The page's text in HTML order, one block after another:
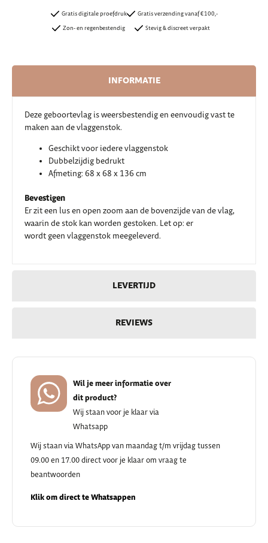
Gratis digitale proefdruk
Zon- en regenbestendig
Gratis verzending vanaf €100,-
Stevig & discreet verpakt
INFORMATIE
LEVERTIJD
REVIEWS
Deze geboortevlag is weersbestendig en eenvoudig vast te
maken aan de vlaggenstok.
Geschikt voor iedere vlaggenstok
Dubbelzijdig bedrukt
Afmeting: 68 x 68 x 136 cm
Bevestigen
Er zit een lus en open zoom aan de bovenzijde van de vlag,
waarin de stok kan worden gestoken. Let op: er
wordt geen vlaggenstok meegeleverd.
Wil je meer informatie over
dit product?
Wij staan voor je klaar via
Whatsapp
Wij staan via WhatsApp van maandag t/m vrijdag tussen
09.00 en 17.00 direct voor je klaar om vraag te
beantwoorden
Klik om direct te Whatsappen